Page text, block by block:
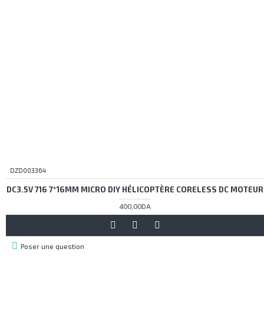
DZD003364
DC3.5V 716 7*16MM MICRO DIY HÉLICOPTÈRE CORELESS DC MOTEUR
400,00DA
Poser une question